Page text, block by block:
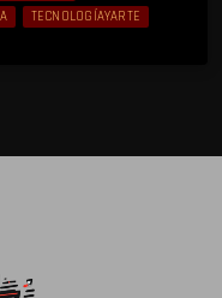
TECNOLOGÍAYARTE